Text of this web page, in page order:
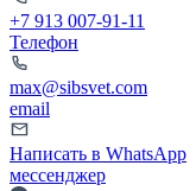
+7 913 007-91-11
Телефон
max@sibsvet.com
email
Написать в WhatsApp
мессенджер